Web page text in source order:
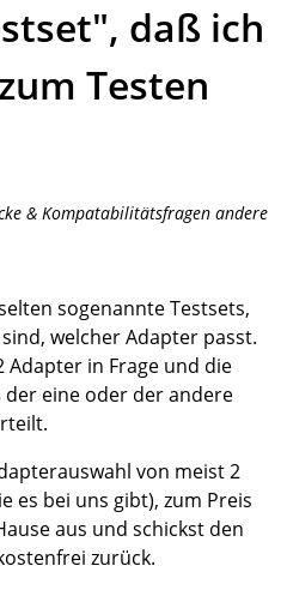
daß ich
Testen
& Kompatabilitätsfragen andere
sogenannte Testsets,
welcher Adapter passt.
in Frage und die
eine oder der andere
von meist 2
es bei uns gibt), zum Preis
aus und schickst den
zurück.